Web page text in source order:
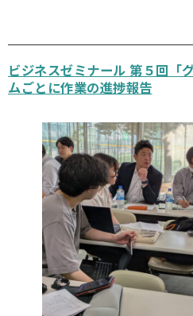
ビジネスゼミナール 第５回「
ムごとに作業の進捗報告